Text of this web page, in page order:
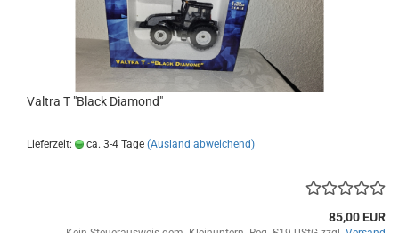
Valtra T "Black Diamond"
Lieferzeit: ca. 3-4 Tage (Ausland abweichend)
85,00 EUR